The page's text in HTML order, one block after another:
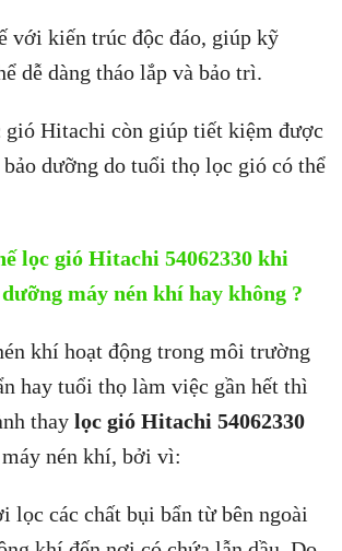
với kiến trúc độc đáo, giúp kỹ
dễ dàng tháo lắp và bảo trì.
gió Hitachi còn giúp tiết kiệm được
dưỡng do tuổi thọ lọc gió có thể
lọc gió Hitachi 54062330 khi
máy nén khí hay không ?
khí hoạt động trong môi trường
hay tuổi thọ làm việc gần hết thì
thay lọc gió Hitachi 54062330
nén khí, bởi vì:
lọc các chất bụi bẩn từ bên ngoài